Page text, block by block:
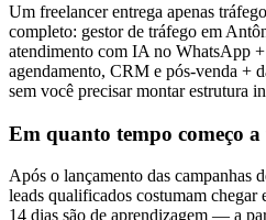
Um freelancer entrega apenas
completo: gestor de tráfego em
atendimento com IA no WhatsApp
agendamento, CRM e pós-venda +
sem você precisar montar estrutura
Em quanto tempo começo a
Após o lançamento das campanhas
leads qualificados costumam
14 dias são de aprendizagem — a